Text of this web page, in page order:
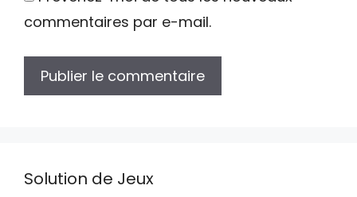
commentaires par e-mail.
Solution de Jeux